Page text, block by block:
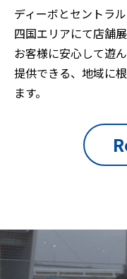
ディーボとセントラ
四国エリアにて店舗
お客様に安心して遊
提供できる、地域に
ます。